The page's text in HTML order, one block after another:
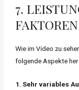
7.
FAKTOREN
Wie im Video zu
folgende Aspekte
1. Sehr variables